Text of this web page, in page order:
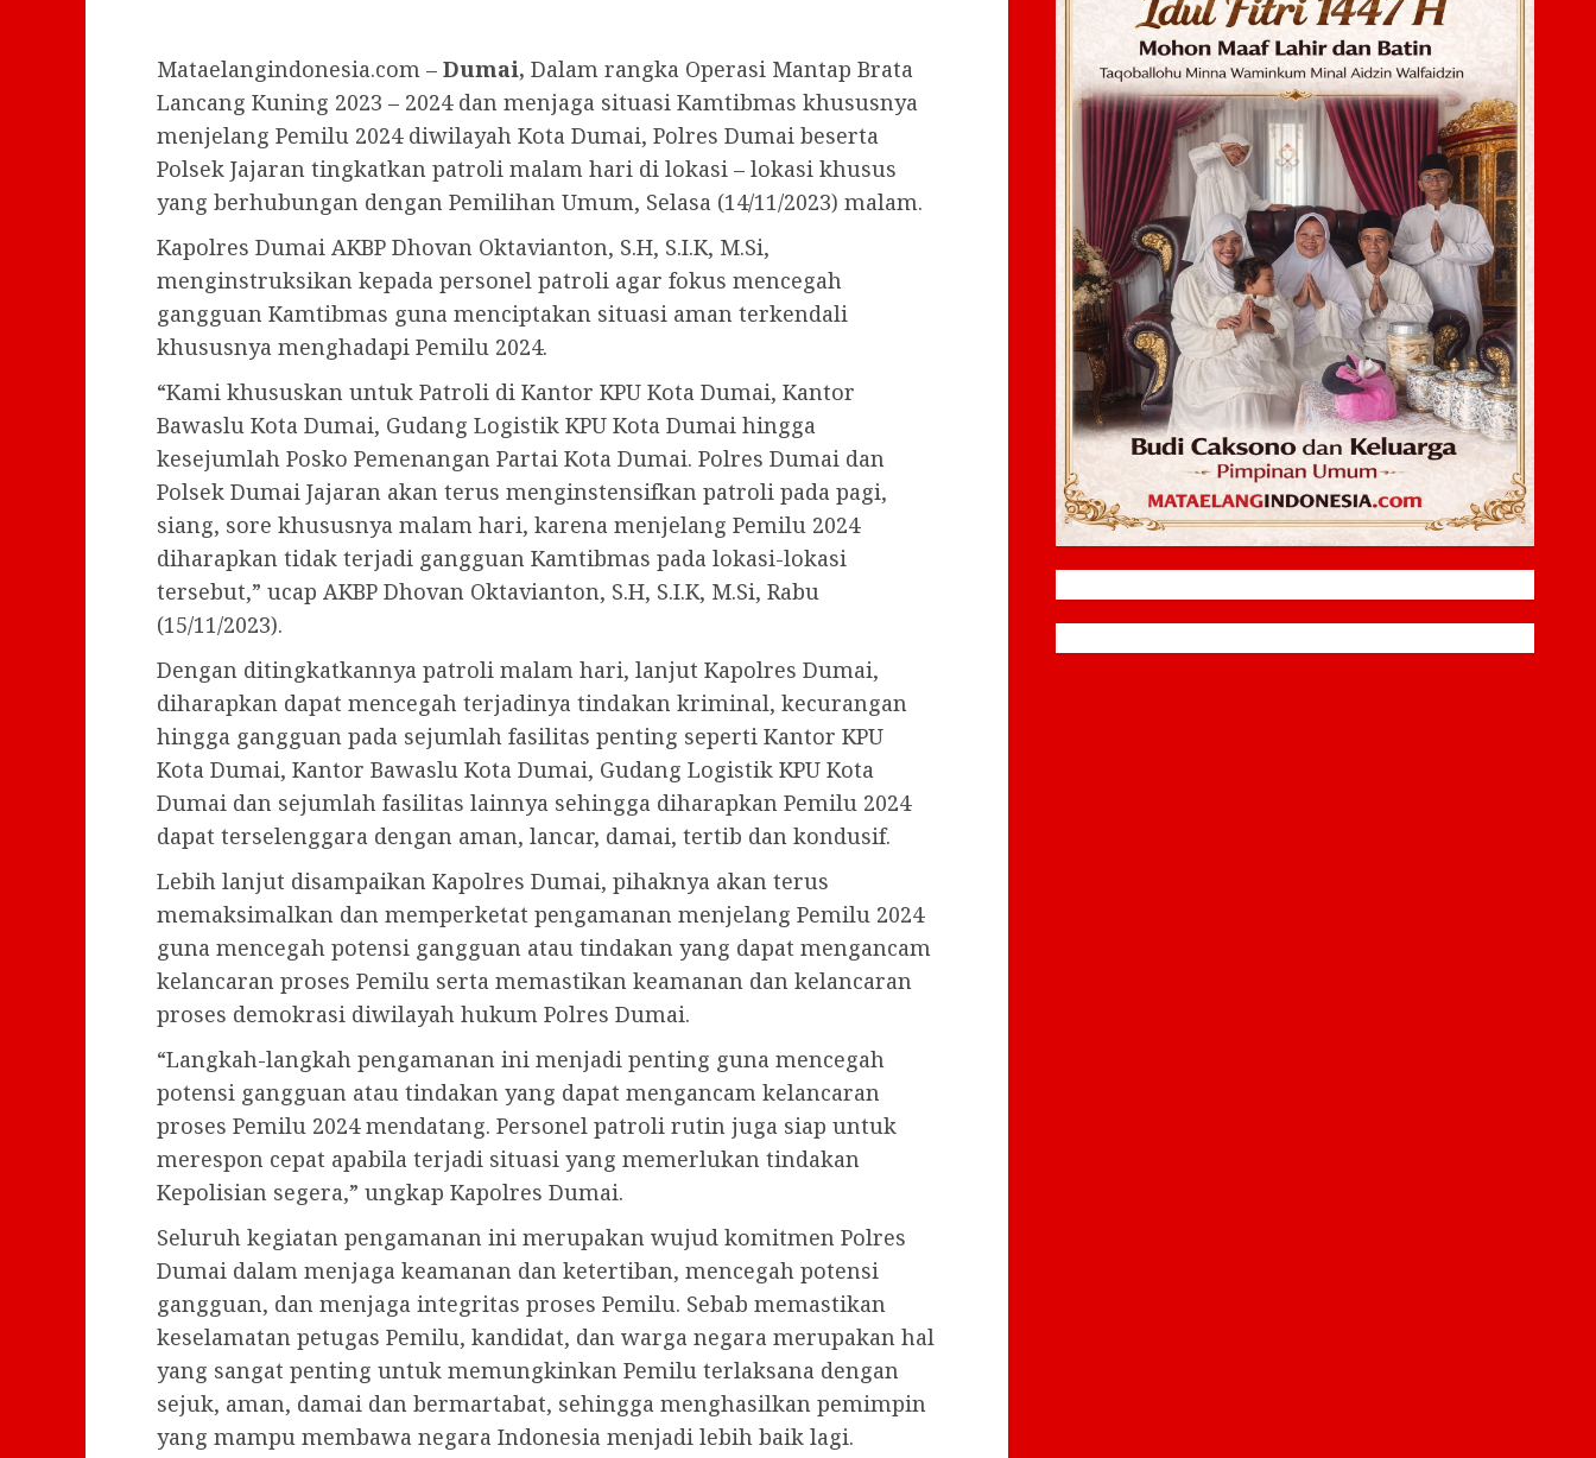
Mataelangindonesia.com – Dumai, Dalam rangka Operasi Mantap Brata
Lancang Kuning 2023 – 2024 dan menjaga situasi Kamtibmas khususnya
menjelang Pemilu 2024 diwilayah Kota Dumai, Polres Dumai beserta
Polsek Jajaran tingkatkan patroli malam hari di lokasi – lokasi khusus
yang berhubungan dengan Pemilihan Umum, Selasa (14/11/2023) malam.
Kapolres Dumai AKBP Dhovan Oktavianton, S.H, S.I.K, M.Si,
menginstruksikan kepada personel patroli agar fokus mencegah
gangguan Kamtibmas guna menciptakan situasi aman terkendali
khususnya menghadapi Pemilu 2024.
“Kami khususkan untuk Patroli di Kantor KPU Kota Dumai, Kantor
Bawaslu Kota Dumai, Gudang Logistik KPU Kota Dumai hingga
kesejumlah Posko Pemenangan Partai Kota Dumai. Polres Dumai dan
Polsek Dumai Jajaran akan terus menginstensifkan patroli pada pagi,
siang, sore khususnya malam hari, karena menjelang Pemilu 2024
diharapkan tidak terjadi gangguan Kamtibmas pada lokasi-lokasi
tersebut,” ucap AKBP Dhovan Oktavianton, S.H, S.I.K, M.Si, Rabu
(15/11/2023).
Dengan ditingkatkannya patroli malam hari, lanjut Kapolres Dumai,
diharapkan dapat mencegah terjadinya tindakan kriminal, kecurangan
hingga gangguan pada sejumlah fasilitas penting seperti Kantor KPU
Kota Dumai, Kantor Bawaslu Kota Dumai, Gudang Logistik KPU Kota
Dumai dan sejumlah fasilitas lainnya sehingga diharapkan Pemilu 2024
dapat terselenggara dengan aman, lancar, damai, tertib dan kondusif.
Lebih lanjut disampaikan Kapolres Dumai, pihaknya akan terus
memaksimalkan dan memperketat pengamanan menjelang Pemilu 2024
guna mencegah potensi gangguan atau tindakan yang dapat mengancam
kelancaran proses Pemilu serta memastikan keamanan dan kelancaran
proses demokrasi diwilayah hukum Polres Dumai.
“Langkah-langkah pengamanan ini menjadi penting guna mencegah
potensi gangguan atau tindakan yang dapat mengancam kelancaran
proses Pemilu 2024 mendatang. Personel patroli rutin juga siap untuk
merespon cepat apabila terjadi situasi yang memerlukan tindakan
Kepolisian segera,” ungkap Kapolres Dumai.
Seluruh kegiatan pengamanan ini merupakan wujud komitmen Polres
Dumai dalam menjaga keamanan dan ketertiban, mencegah potensi
gangguan, dan menjaga integritas proses Pemilu. Sebab memastikan
keselamatan petugas Pemilu, kandidat, dan warga negara merupakan hal
yang sangat penting untuk memungkinkan Pemilu terlaksana dengan
sejuk, aman, damai dan bermartabat, sehingga menghasilkan pemimpin
yang mampu membawa negara Indonesia menjadi lebih baik lagi.